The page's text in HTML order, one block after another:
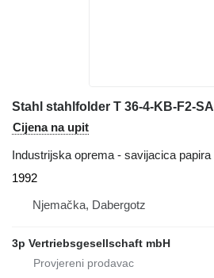
Stahl stahlfolder T 36-4-KB-F2-SA
Cijena na upit
Industrijska oprema - savijacica papira
1992
Njemačka, Dabergotz
3p Vertriebsgesellschaft mbH